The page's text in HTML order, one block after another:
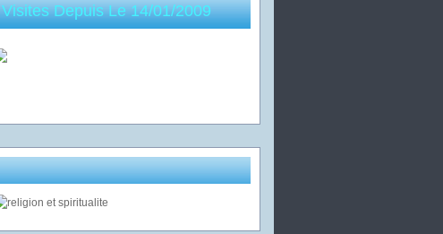
Visites Depuis Le 14/01/2009